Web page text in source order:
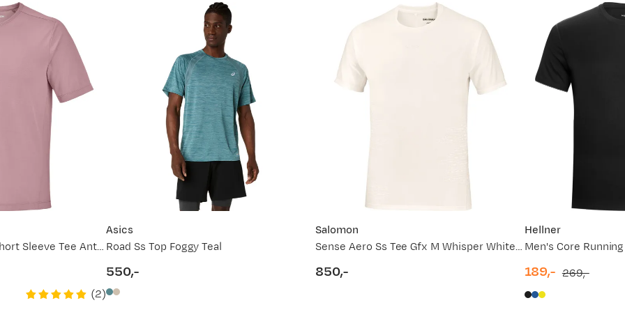
størrelse (åpner ny side)
Ny pris
330,-
Men's Shkout Core Short Sleeve Tee Antler
(2)
Asics
Road Ss Top Foggy Teal
price
550,-
Salomon
Sense Aero Ss Tee Gfx M Whisper White/raind Day/bright Whit
850,-
Hellner
Men's Core
price
189,-
price
269,-